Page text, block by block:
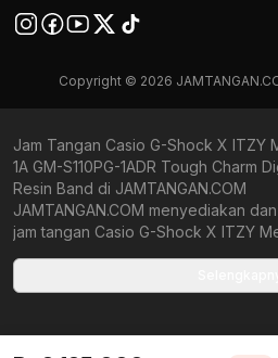
Copyright © 2026
Jam Tangan Casio G-Shock X ITZY
1A GM-S110PG-1ADR Tough Charm
Resin Band di JAMTANGAN.COM
JAMTANGAN.COM menyediakan
jam tangan Casio G-Shock X ITZY
(International Warranty). Kami
menjamin produk-produk yang